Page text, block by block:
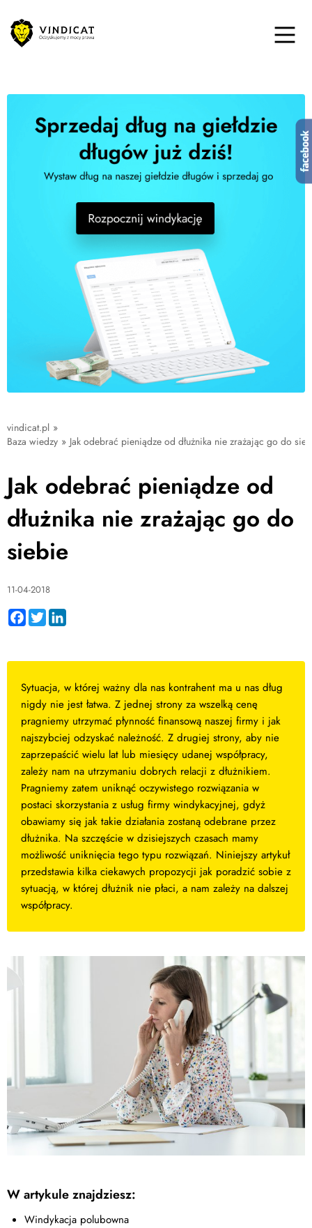
vindicat.pl »
Baza wiedzy » Jak odebrać pieniądze od dłużnika nie zrażając go do
Jak odebrać pieniądze od
dłużnika nie zrażając go do
siebie
11-04-2018
Facebook
Twitter
Sytuacja, w której ważny dla nas kontrahent ma u nas dług
nigdy nie jest łatwa. Z jednej strony za wszelką cenę
pragniemy utrzymać płynność finansową naszej firmy i jak
najszybciej odzyskać należność. Z drugiej strony, aby nie
zaprzepaścić wielu lat lub miesięcy udanej współpracy,
zależy nam na utrzymaniu dobrych relacji z dłużnikiem.
Pragniemy zatem uniknąć oczywistego rozwiązania w
postaci skorzystania z usług firmy windykacyjnej, gdyż
obawiamy się jak takie działania zostaną odebrane przez
dłużnika. Na szczęście w dzisiejszych czasach mamy
możliwość uniknięcia tego typu rozwiązań. Niniejszy artykuł
przedstawia kilka ciekawych propozycji jak poradzić sobie z
sytuacją, w której dłużnik nie płaci, a nam zależy na dalszej
współpracy.
W artykule znajdziesz:
Windykacja polubowna